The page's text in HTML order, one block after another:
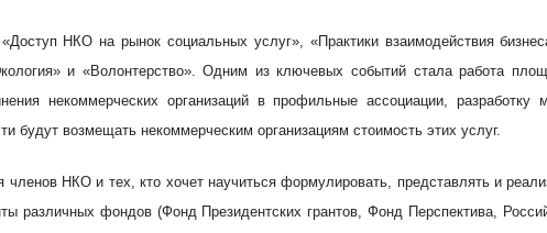
НКО на рынок социальных услуг», «Практики взаимодействия
и «Волонтерство». Одним из ключевых событий стала работа
некоммерческих организаций в профильные ассоциации,
возмещать некоммерческим организациям стоимость этих услуг.
НКО и тех, кто хочет научиться формулировать, представлять и
различных фондов (Фонд Президентских грантов, Фонд Перспектива,